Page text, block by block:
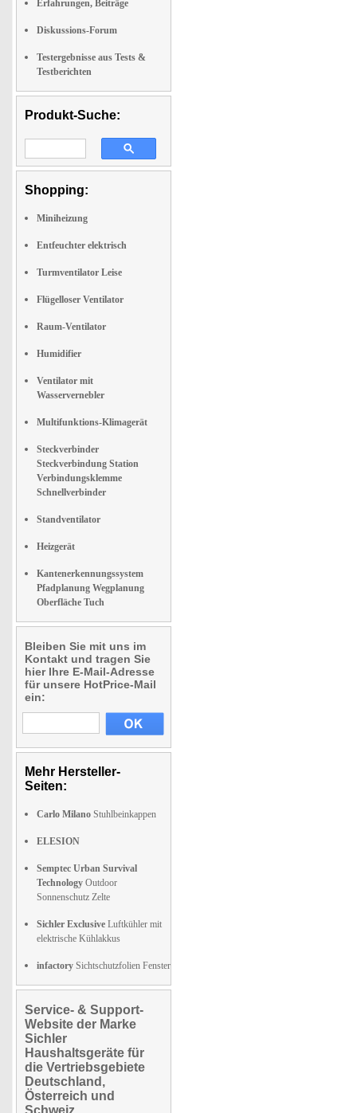
Erfahrungen, Beiträge
Diskussions-Forum
Testergebnisse aus Tests &
Testberichten
Produkt-Suche:
Shopping:
Miniheizung
Entfeuchter elektrisch
Turmventilator Leise
Flügelloser Ventilator
Raum-Ventilator
Humidifier
Ventilator mit
Wasservernebler
Multifunktions-Klimagerät
Steckverbinder
Steckverbindung Station
Verbindungsklemme
Schnellverbinder
Standventilator
Heizgerät
Kantenerkennungssystem
Pfadplanung Wegplanung
Oberfläche Tuch
Bleiben Sie mit uns im
Kontakt und tragen Sie
hier Ihre E-Mail-Adresse
für unsere HotPrice-Mail
ein:
Mehr Hersteller-
Seiten:
Carlo Milano Stuhlbeinkappen
ELESION
Semptec Urban Survival
Technology Outdoor
Sonnenschutz Zelte
Sichler Exclusive Luftkühler mit
elektrische Kühlakkus
infactory Sichtschutzfolien Fenster
Service- & Support-
Website der Marke
Sichler
Haushaltsgeräte für
die Vertriebsgebiete
Deutschland,
Österreich und
Schweiz